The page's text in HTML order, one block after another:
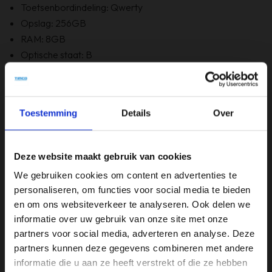
Toestemming Details Over
Deze website maakt gebruik van cookies
We gebruiken cookies om content en advertenties te
personaliseren, om functies voor social media te bieden
en om ons websiteverkeer te analyseren. Ook delen we
informatie over uw gebruik van onze site met onze
partners voor social media, adverteren en analyse. Deze
partners kunnen deze gegevens combineren met andere
informatie die u aan ze heeft verstrekt of die ze hebben
Toetsenbordindeling: Qwerty
Opslag: 256GB
RAM: 8GB
Optische staat: B
Specificaties
Beeldschermdiagonaal (inch)
15,6 inch
Merk
HP
Opslagruimte